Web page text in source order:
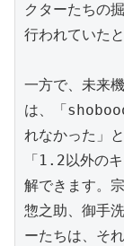
クターたちの
行われていた
一方で、未来
は、「
れなかった」
「1.2以外の
解できます。
惣之助、御手
ーたちは、そ